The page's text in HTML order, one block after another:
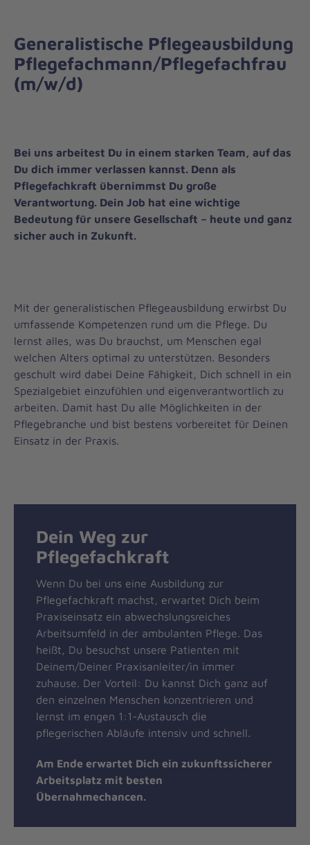
Generalistische Pflegeausbildung
Pflegefachmann/Pflegefachfrau
(m/w/d)
Bei uns arbeitest Du in einem starken Team, auf das
Du dich immer verlassen kannst. Denn als
Pflegefachkraft übernimmst Du große
Verantwortung. Dein Job hat eine wichtige
Bedeutung für unsere Gesellschaft – heute und ganz
sicher auch in Zukunft.
Mit der generalistischen Pflegeausbildung erwirbst Du
umfassende Kompetenzen rund um die Pflege. Du
lernst alles, was Du brauchst, um Menschen egal
welchen Alters optimal zu unterstützen. Besonders
geschult wird dabei Deine Fähigkeit, Dich schnell in ein
Spezialgebiet einzufühlen und eigenverantwortlich zu
arbeiten. Damit hast Du alle Möglichkeiten in der
Pflegebranche und bist bestens vorbereitet für Deinen
Einsatz in der Praxis.
Dein Weg zur
Pflegefachkraft
Wenn Du bei uns eine Ausbildung zur
Pflegefachkraft machst, erwartet Dich beim
Praxiseinsatz ein abwechslungsreiches
Arbeitsumfeld in der ambulanten Pflege. Das
heißt, Du besuchst unsere Patienten mit
Deinem/Deiner Praxisanleiter/in immer
zuhause. Der Vorteil: Du kannst Dich ganz auf
den einzelnen Menschen konzentrieren und
lernst im engen 1:1-Austausch die
pflegerischen Abläufe intensiv und schnell.
Am Ende erwartet Dich ein zukunftssicherer
Arbeitsplatz mit besten
Übernahmechancen.